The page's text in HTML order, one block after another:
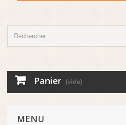
Panier (vide)
MENU